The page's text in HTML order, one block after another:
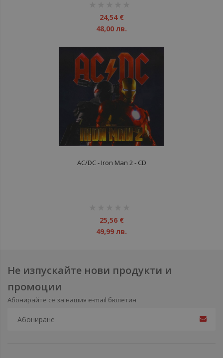
24,54 €
48,00 лв.
AC/DC - Iron Man 2 - CD
25,56 €
49,99 лв.
Не изпускайте нови продукти и
промоции
Абонирайте се за нашия e-mail бюлетин